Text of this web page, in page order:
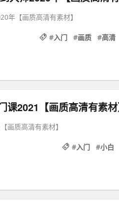
年【画质高清有素材】
#入门 #画质 #高清
课2021【画质高清有素材
画质高清有素材】
#入门 #小白